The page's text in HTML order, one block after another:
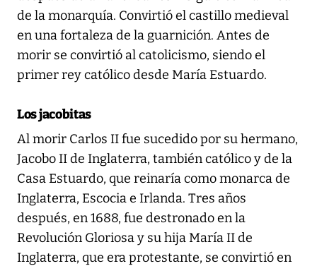
de la monarquía. Convirtió el castillo medieval
en una fortaleza de la guarnición. Antes de
morir se convirtió al catolicismo, siendo el
primer rey católico desde María Estuardo.
Los jacobitas
Al morir Carlos II fue sucedido por su hermano,
Jacobo II de Inglaterra, también católico y de la
Casa Estuardo, que reinaría como monarca de
Inglaterra, Escocia e Irlanda. Tres años
después, en 1688, fue destronado en la
Revolución Gloriosa y su hija María II de
Inglaterra, que era protestante, se convirtió en